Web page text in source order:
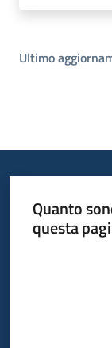
Ultimo
Quanto
questa